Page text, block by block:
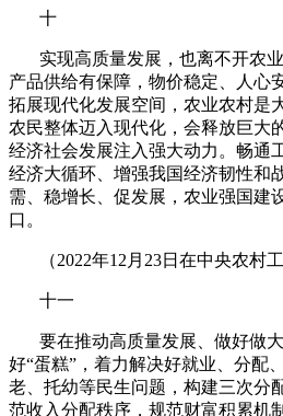
十
实现高质量发展，也离不开农
产品供给有保障，物价稳定、人心
拓展现代化发展空间，农业农村是
农民整体迈入现代化，会释放巨大
经济社会发展注入强大动力。畅通
经济大循环、增强我国经济韧性和
需、稳增长、促发展，农业强国建
口。
（2022年12 月 23日在中央农村
十一
要在推动高质量发展、做好做
好“蛋糕”，着力解决好就业、分配
老、托幼等民生问题，构建三次分
范收入分配秩序，规范财富积累机